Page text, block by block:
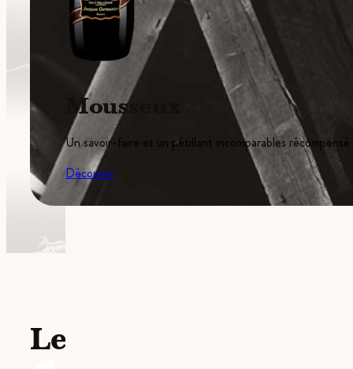
Mousseux
Un savoir-faire et un pétillant incomparables récompensé
Découvrir
Les prochains